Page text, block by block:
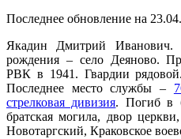
Последнее обновление на
Якадин Дмитрий Иванович.
рождения – село Деяново.
РВК в 1941. Гвардии
Последнее место службы –
стрелковая дивизия. Погиб в
братская могила, двор
Новотаргский, Краковское